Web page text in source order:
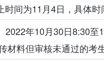
时间为11月4日，具体时
2022年10月30日8:30至
材料但审核未通过的考